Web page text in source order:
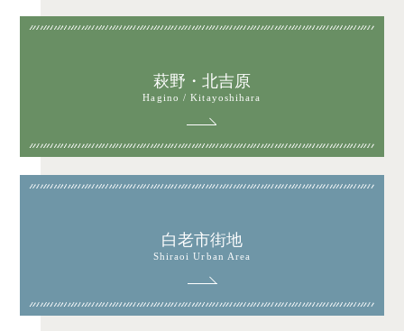
萩野・北吉原
Hagino / Kitayoshihara
白老市街地
Shiraoi Urban Area